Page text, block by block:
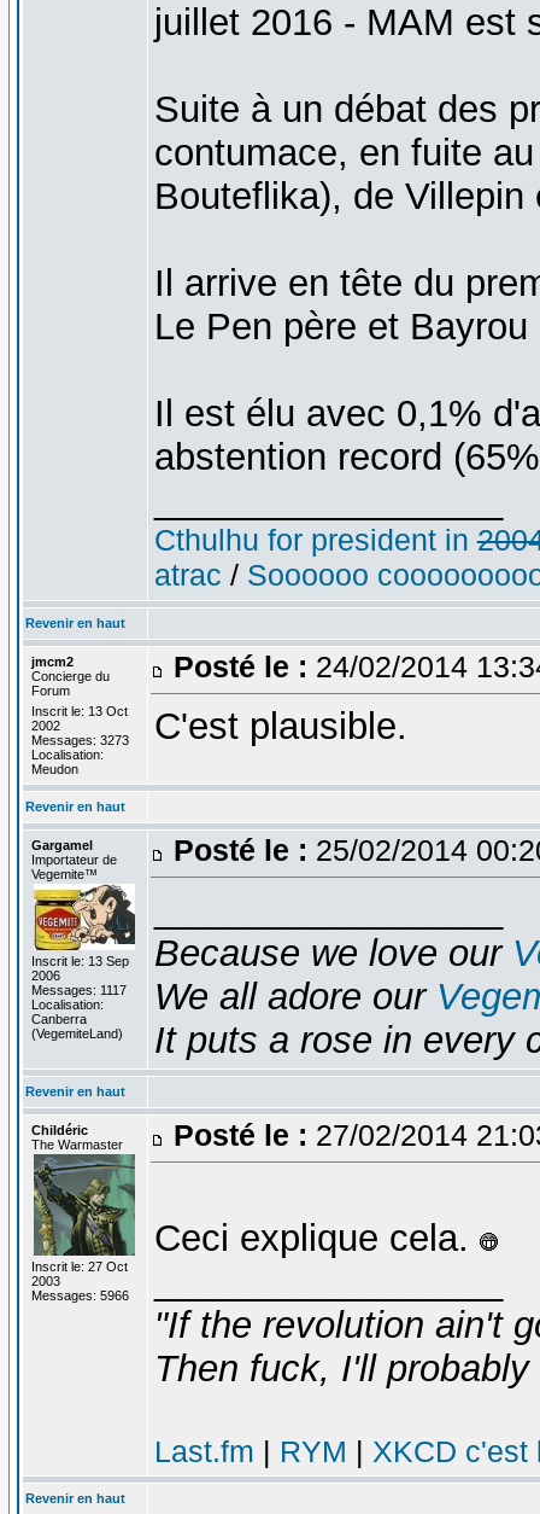
juillet 2016 - MAM est
Suite à un débat des
contumace, en fuite
Bouteflika), de
Il arrive en tête du
Le Pen père et Bayrou
Il est élu avec 0,1%
abstention record
Cthulhu for president in
atrac / Soooooo
Revenir en haut
jmcm2
Concierge du
Forum
Inscrit le: 13 Oct
2002
Messages: 3273
Localisation:
Meudon
Posté le : 24/02/2014
C'est plausible.
Revenir en haut
Gargamel
Importateur de
Vegemite™
Inscrit le: 13 Sep
2006
Messages: 1117
Localisation:
Canberra
(VegemiteLand)
Posté le : 25/02/2014
Because we love our
We all adore our
It puts a rose in every
Revenir en haut
Childéric
The Warmaster
Inscrit le: 27 Oct
2003
Messages: 5966
Posté le : 27/02/2014
Ceci explique cela.
"If the revolution ain't
Then fuck, I'll
Last.fm | RYM | XKCD c'est
Revenir en haut